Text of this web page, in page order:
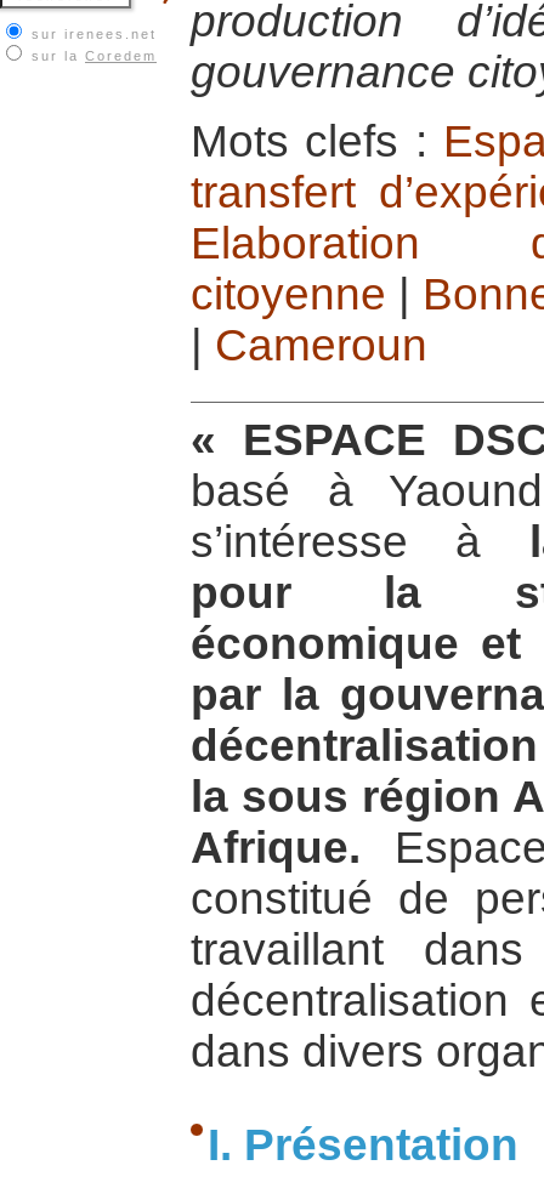
sur irenees.net
sur la Coredem
production
gouvernance
Mots clefs :
transfert
Elaboration
citoyenne
Cameroun
« ESPACE
basé à
s’intéresse à
pour la
économique
par la
la sous région
Afrique.
constitué de
travaillant
décentralisation
dans divers
I. Présentation